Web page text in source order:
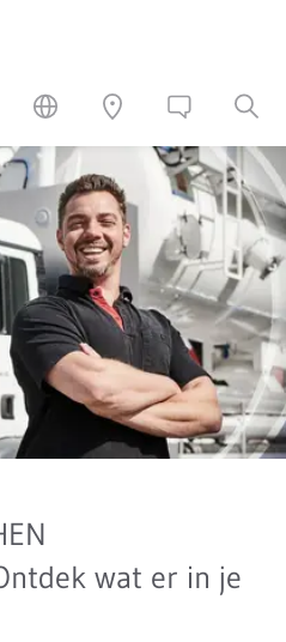
wat er in je